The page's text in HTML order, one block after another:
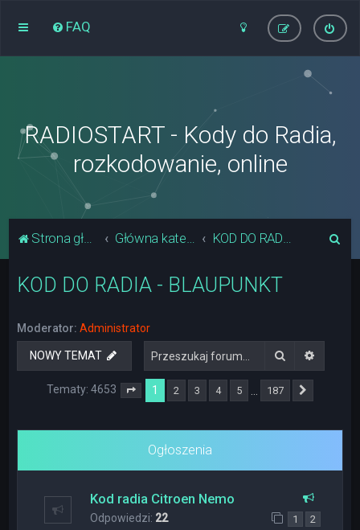
FAQ
RADIOSTART - Kody do Radia,
rozkodowanie, online
Strona główna Główna kategoria forum KOD DO RADIA - BLAUPUNKT
KOD DO RADIA - BLAUPUNKT
Moderator: Administrator
NOWY TEMAT Szukaj
Tematy: 4653 Strona 1z 187
1 2 3 4 5 187
Ogłoszenia
Kod radia Citroen Nemo
Odpowiedzi: 22 1 2